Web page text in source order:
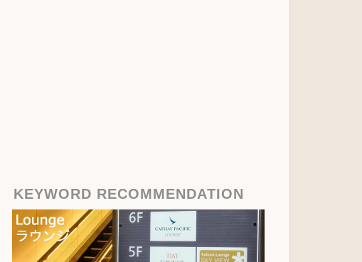
KEYWORD RECOMMENDATION